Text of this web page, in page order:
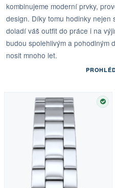
kombinujeme moderní prvky,
design. Díky tomu hodinky nejen
doladí váš outfit do práce i na
budou spolehlivým a pohodlným
nosit mnoho let.